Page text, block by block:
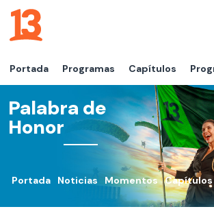
Portada Programas Capítulos
Palabra de
Honor
Portada Noticias Momentos Capítulos